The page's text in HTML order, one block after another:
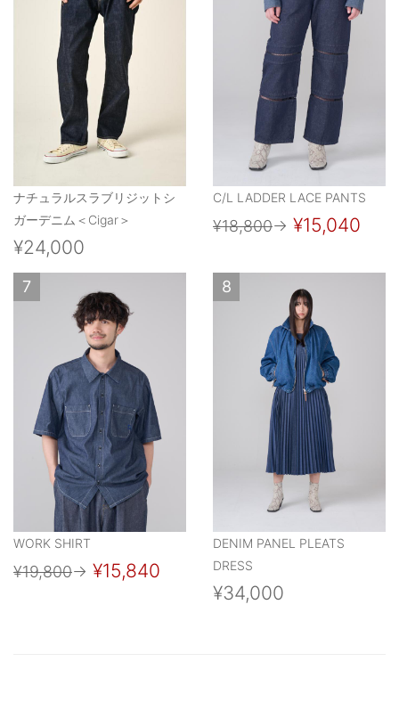
ナチュラルスラブリジットシ
ガーデニム＜Cigar＞
¥24,000
C/L LADDER LACE PANTS
¥18,800→ ¥15,040
7
WORK SHIRT
¥19,800→ ¥15,840
8
DENIM PANEL PLEATS
DRESS
¥34,000